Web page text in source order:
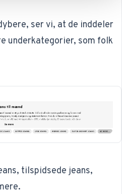
ser vi, at de inddeler
underkategorier, som folk
tilspidsede jeans,